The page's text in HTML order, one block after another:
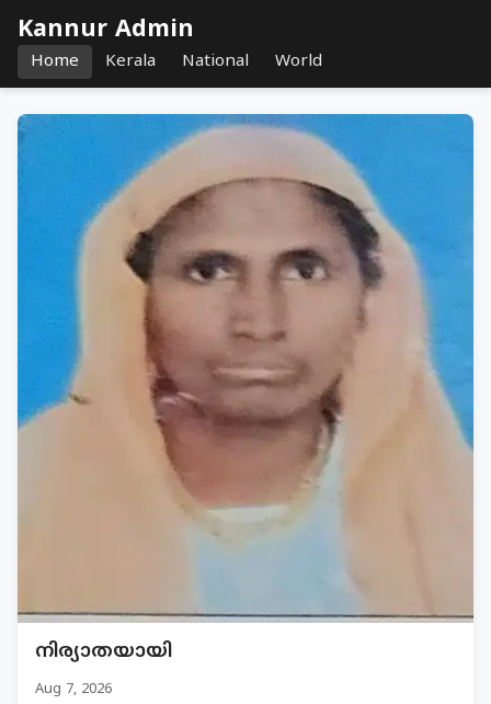
Kannur Admin
Home Kerala National World
നിര്യാതയായി
Aug 7, 2026